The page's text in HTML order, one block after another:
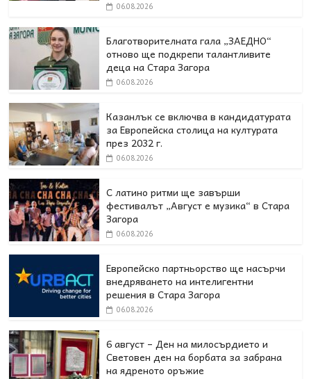
06.08.2026
Благотворителната гала „ЗАЕДНО“
отново ще подкрепи талантливите
деца на Стара Загора
06.08.2026
Казанлък се включва в кандидатурата
за Европейска столица на културата
през 2032 г.
06.08.2026
С латино ритми ще завърши
фестивалът „Август е музика“ в Стара
Загора
06.08.2026
Европейско партньорство ще насърчи
внедряването на интелигентни
решения в Стара Загора
06.08.2026
6 август – Ден на милосърдието и
Световен ден на борбата за забрана
на ядреното оръжие